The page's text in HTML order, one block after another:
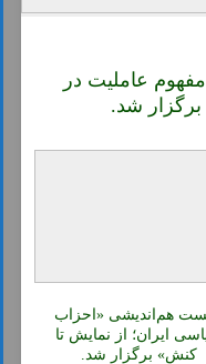
عاملیت در
شد.
هم‌اندیشی «احزاب
ایران؛ از نمایش تا
کنش» برگزار شد.